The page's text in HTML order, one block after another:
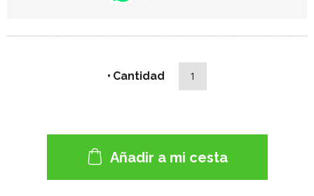
Cantidad
Añadir a mi cesta